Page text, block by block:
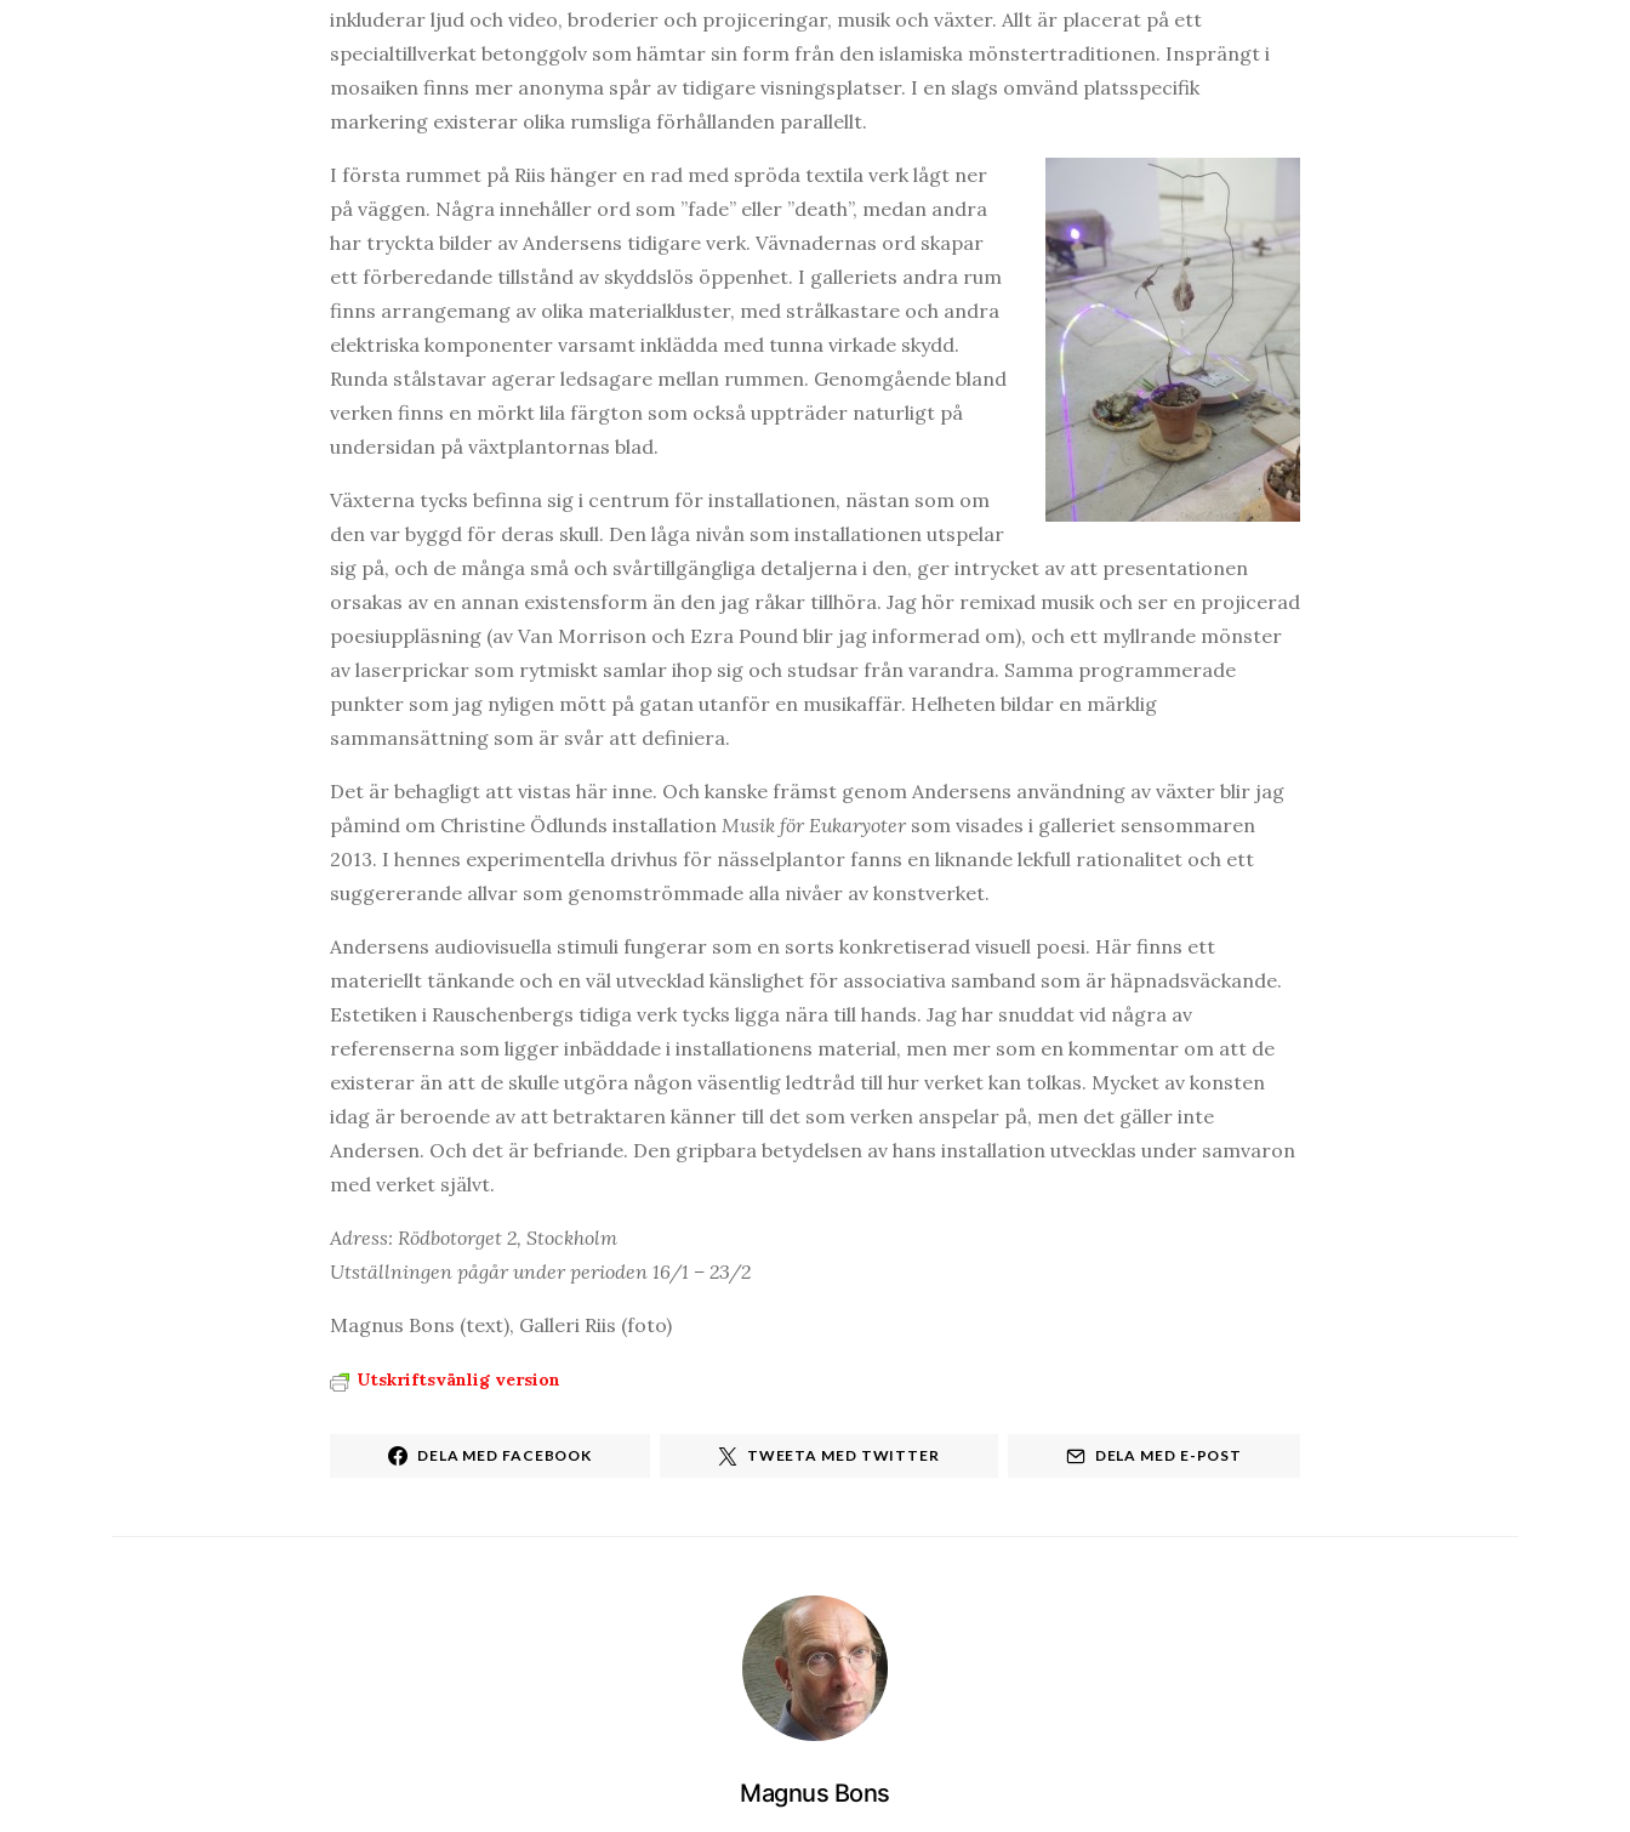
inkluderar ljud och video, broderier och projiceringar, musik och växter. Allt är placerat på ett
specialtillverkat betonggolv som hämtar sin form från den islamiska mönstertraditionen. Insprängt i
mosaiken finns mer anonyma spår av tidigare visningsplatser. I en slags omvänd platsspecifik
markering existerar olika rumsliga förhållanden parallellt.
I första rummet på Riis hänger en rad med spröda textila verk lågt ner
på väggen. Några innehåller ord som ”fade” eller ”death”, medan andra
har tryckta bilder av Andersens tidigare verk. Vävnadernas ord skapar
ett förberedande tillstånd av skyddslös öppenhet. I galleriets andra rum
finns arrangemang av olika materialkluster, med strålkastare och andra
elektriska komponenter varsamt inklädda med tunna virkade skydd.
Runda stålstavar agerar ledsagare mellan rummen. Genomgående bland
verken finns en mörkt lila färgton som också uppträder naturligt på
undersidan på växtplantornas blad.
Växterna tycks befinna sig i centrum för installationen, nästan som om
den var byggd för deras skull. Den låga nivån som installationen utspelar
sig på, och de många små och svårtillgängliga detaljerna i den, ger intrycket av att presentationen
orsakas av en annan existensform än den jag råkar tillhöra. Jag hör remixad musik och ser en projicerad
poesiuppläsning (av Van Morrison och Ezra Pound blir jag informerad om), och ett myllrande mönster
av laserprickar som rytmiskt samlar ihop sig och studsar från varandra. Samma programmerade
punkter som jag nyligen mött på gatan utanför en musikaffär. Helheten bildar en märklig
sammansättning som är svår att definiera.
Det är behagligt att vistas här inne. Och kanske främst genom Andersens användning av växter blir jag
påmind om Christine Ödlunds installation Musik för Eukaryoter som visades i galleriet sensommaren
2013. I hennes experimentella drivhus för nässelplantor fanns en liknande lekfull rationalitet och ett
suggererande allvar som genomströmmade alla nivåer av konstverket.
Andersens audiovisuella stimuli fungerar som en sorts konkretiserad visuell poesi. Här finns ett
materiellt tänkande och en väl utvecklad känslighet för associativa samband som är häpnadsväckande.
Estetiken i Rauschenbergs tidiga verk tycks ligga nära till hands. Jag har snuddat vid några av
referenserna som ligger inbäddade i installationens material, men mer som en kommentar om att de
existerar än att de skulle utgöra någon väsentlig ledtråd till hur verket kan tolkas. Mycket av konsten
idag är beroende av att betraktaren känner till det som verken anspelar på, men det gäller inte
Andersen. Och det är befriande. Den gripbara betydelsen av hans installation utvecklas under samvaron
med verket självt.
Adress: Rödbotorget 2, Stockholm
Utställningen pågår under perioden 16/1 – 23/2
Magnus Bons (text), Galleri Riis (foto)
Utskriftsvänlig version
DELA MED FACEBOOK TWEETA MED TWITTER DELA MED E-POST
Magnus Bons